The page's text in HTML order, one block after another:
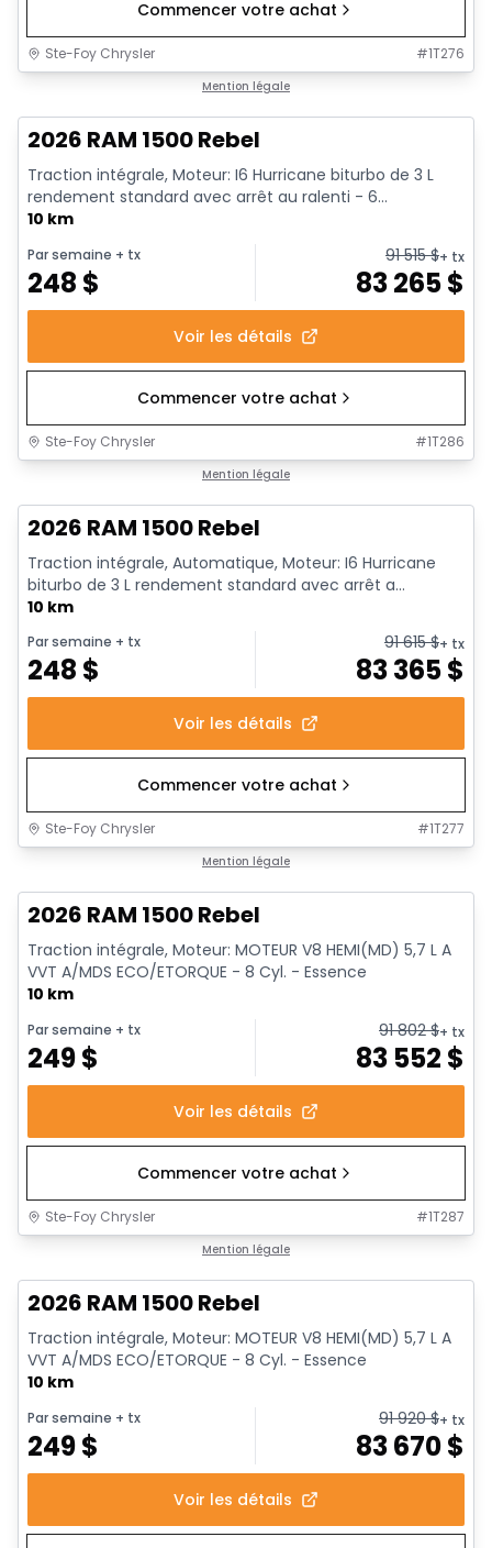
Commencer votre achat
Ste-Foy Chrysler #1T276
Mention légale
2026 RAM 1500 Rebel
Traction intégrale, Moteur: I6 Hurricane biturbo de 3 L
rendement standard avec arrêt au ralenti - 6...
10 km
Par semaine + tx
248 $
91 515$+ tx
83 265$
Voir les détails
Commencer votre achat
Ste-Foy Chrysler #1T286
Mention légale
2026 RAM 1500 Rebel
Traction intégrale, Automatique, Moteur: I6 Hurricane
biturbo de 3 L rendement standard avec arrêt a...
10 km
Par semaine + tx
248 $
91 615$+ tx
83 365$
Voir les détails
Commencer votre achat
Ste-Foy Chrysler #1T277
Mention légale
2026 RAM 1500 Rebel
Traction intégrale, Moteur: MOTEUR V8 HEMI(MD) 5,7 L A
VVT A/MDS ECO/ETORQUE - 8 Cyl. - Essence
10 km
Par semaine + tx
249$
91 802$+ tx
83 552 $
Voir les détails
Commencer votre achat
Ste-Foy Chrysler #1T287
Mention légale
2026 RAM 1500 Rebel
Traction intégrale, Moteur: MOTEUR V8 HEMI(MD) 5,7 L A
VVT A/MDS ECO/ETORQUE - 8 Cyl. - Essence
10 km
Par semaine + tx
249$
91 920$+ tx
83 670$
Voir les détails